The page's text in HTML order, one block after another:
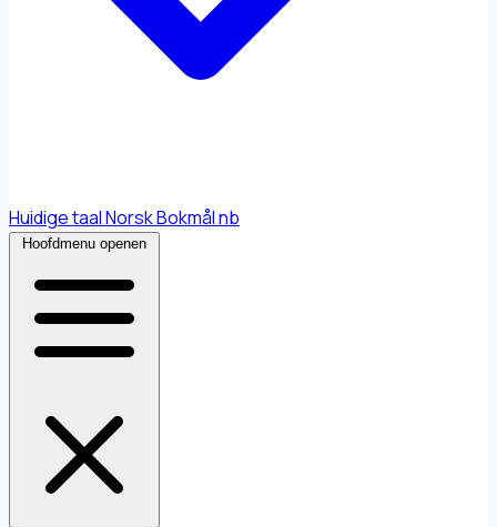
Huidige taalNorsk Bokmålnb
Hoofdmenu openen